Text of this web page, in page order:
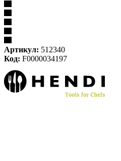
Артикул: 512340
Код: F0000034197